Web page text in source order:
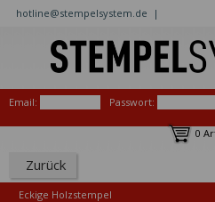
hotline@stempelsystem.de |
Email: Passwort:
0
Zurück
Eckige Holzstempel